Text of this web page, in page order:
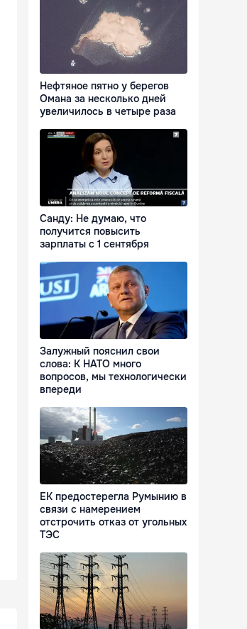
Нефтяное пятно у берегов
Омана за несколько дней
увеличилось в четыре раза
Санду: Не думаю, что
получится повысить
зарплаты с 1 сентября
Залужный пояснил свои
слова: К НАТО много
вопросов, мы технологически
впереди
ЕК предостерегла Румынию в
связи с намерением
отстрочить отказ от угольных
ТЭС